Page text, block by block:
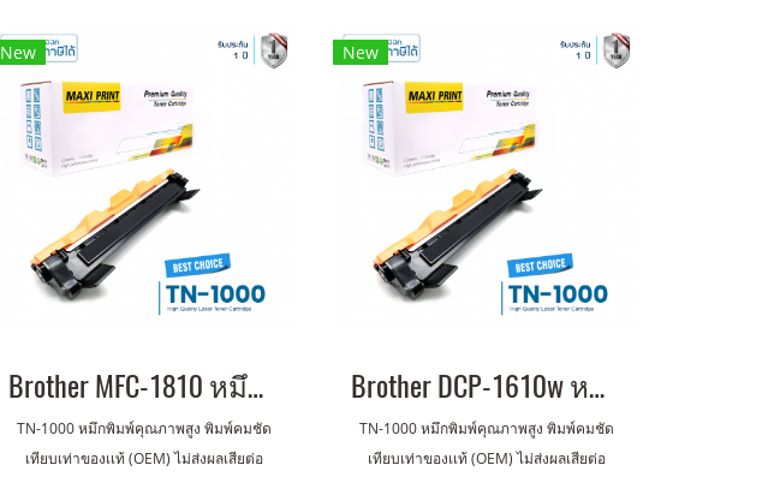
New
Brother MFC-1810 หมึกเครื่องปริ้น พิมพ์คมชัด รับประกัน 1 ปี!
TN-1000 หมึกพิมพ์คุณภาพสูง พิมพ์คมชัด
เทียบเท่าของเเท้ (OEM) ไม่ส่งผลเสียต่อ
New
Brother DCP-1610w หมึกเครื่องปริ้น พิมพ์คมชัด รับประกัน 1 ปี!
TN-1000 หมึกพิมพ์คุณภาพสูง พิมพ์คมชัด
เทียบเท่าของเเท้ (OEM) ไม่ส่งผลเสียต่อ